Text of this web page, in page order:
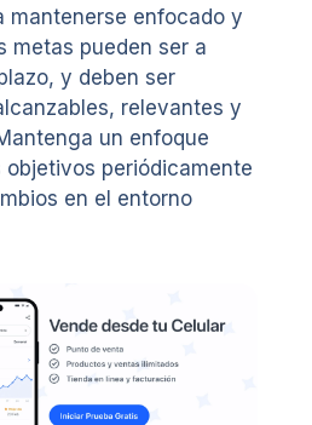
mantenerse enfocado y
metas pueden ser a
y deben ser
relevantes y
un enfoque
periódicamente
en el entorno